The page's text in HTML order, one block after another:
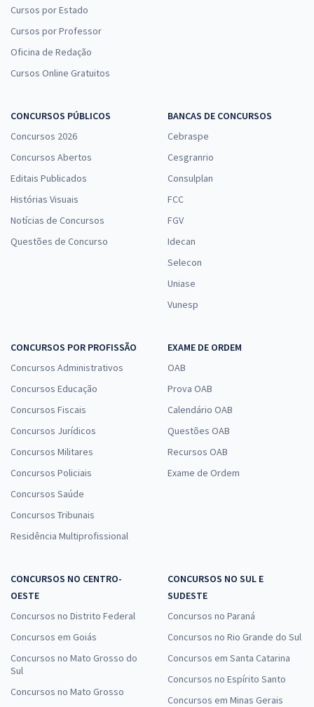
Cursos por Estado
Cursos por Professor
Oficina de Redação
Cursos Online Gratuitos
CONCURSOS PÚBLICOS
Concursos 2026
Concursos Abertos
Editais Publicados
Histórias Visuais
Notícias de Concursos
Questões de Concurso
BANCAS DE CONCURSOS
Cebraspe
Cesgranrio
Consulplan
FCC
FGV
Idecan
Selecon
Uniase
Vunesp
CONCURSOS POR PROFISSÃO
Concursos Administrativos
Concursos Educação
Concursos Fiscais
Concursos Jurídicos
Concursos Militares
Concursos Policiais
Concursos Saúde
Concursos Tribunais
Residência Multiprofissional
EXAME DE ORDEM
OAB
Prova OAB
Calendário OAB
Questões OAB
Recursos OAB
Exame de Ordem
CONCURSOS NO CENTRO-
OESTE
Concursos no Distrito Federal
Concursos em Goiás
Concursos no Mato Grosso do
Sul
Concursos no Mato Grosso
CONCURSOS NO SUL E
SUDESTE
Concursos no Paraná
Concursos no Rio Grande do Sul
Concursos em Santa Catarina
Concursos no Espírito Santo
Concursos em Minas Gerais